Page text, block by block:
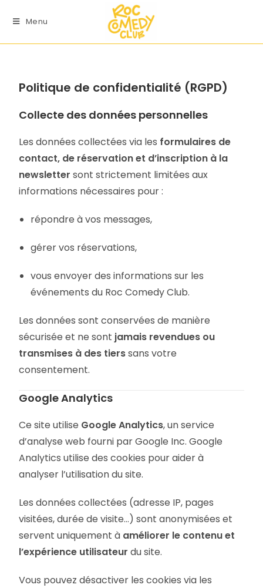
Menu
Politique de confidentialité (RGPD)
Collecte des données personnelles
Les données collectées via les formulaires de
contact, de réservation et d’inscription à la
newsletter sont strictement limitées aux
informations nécessaires pour :
répondre à vos messages,
gérer vos réservations,
vous envoyer des informations sur les
événements du Roc Comedy Club.
Les données sont conservées de manière
sécurisée et ne sont jamais revendues ou
transmises à des tierssans votre
consentement.
Google Analytics
Ce site utilise Google Analytics, un service
d’analyse web fourni par Google Inc. Google
Analytics utilise des cookies pour aider à
analyser l’utilisation du site.
Les données collectées (adresse IP, pages
visitées, durée de visite…) sont anonymisées et
servent uniquement à améliorer le contenu et
l’expérience utilisateur du site.
Vous pouvez désactiver les cookies via les